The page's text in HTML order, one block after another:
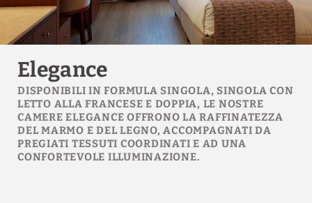
Elegance
DISPONIBILI IN FORMULA SINGOLA, SINGOLA CON
LETTO ALLA FRANCESE E DOPPIA, LE NOSTRE
CAMERE ELEGANCE OFFRONO LA RAFFINATEZZA
DEL MARMO E DEL LEGNO, ACCOMPAGNATI DA
PREGIATI TESSUTI COORDINATI E AD UNA
CONFORTEVOLE ILLUMINAZIONE.